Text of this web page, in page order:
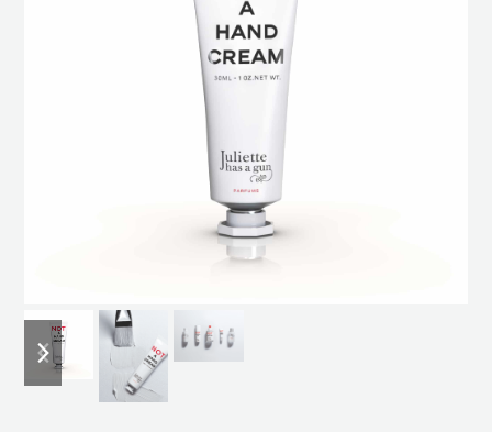
previous
slide
next
slide